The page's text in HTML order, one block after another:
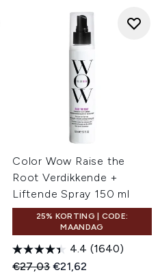
Color Wow Raise the
Root Verdikkende +
Liftende Spray 150 ml
25% KORTING | CODE:
MAANDAG
4.4 (1640)
Recommended Retail Price:
€27,03Huidige prijs:
€21,62